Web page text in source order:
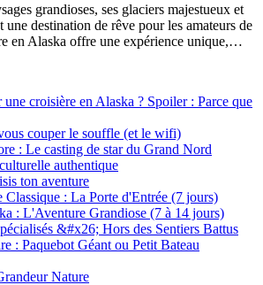
grandioses, ses glaciers majestueux et
une destination de rêve pour les amateurs de
en Alaska offre une expérience unique,…
croisière en Alaska ? Spoiler : Parce que
couper le souffle (et le wifi)
: Le casting de star du Grand Nord
authentique
ton aventure
Classique : La Porte d'Entrée (7 jours)
: L'Aventure Grandiose (7 à 14 jours)
&#x26; Hors des Sentiers Battus
: Paquebot Géant ou Petit Bateau
Nature